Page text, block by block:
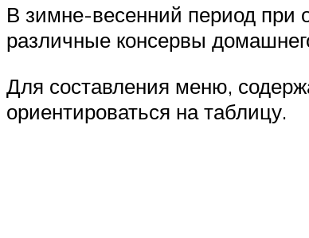
В зимне-весенний период при
различные консервы
Для составления меню,
ориентироваться на таблицу.